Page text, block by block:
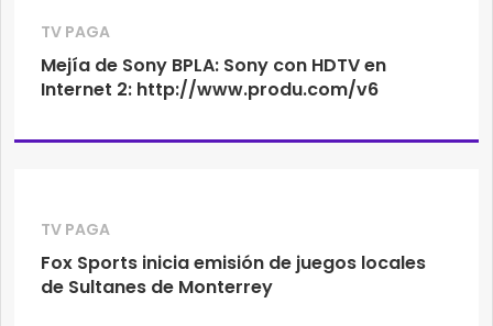
TV PAGA
Mejía de Sony BPLA: Sony con HDTV en
Internet 2: http://www.produ.com/v6
TV PAGA
Fox Sports inicia emisión de juegos locales
de Sultanes de Monterrey